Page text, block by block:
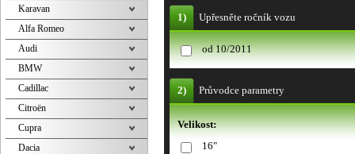
1) Upřesněte ročník vozu
od 10/2011
2) Průvodce parametry
Velikost:
16"
Karavan
Alfa Romeo
Audi
BMW
Cadillac
Citroën
Cupra
Dacia